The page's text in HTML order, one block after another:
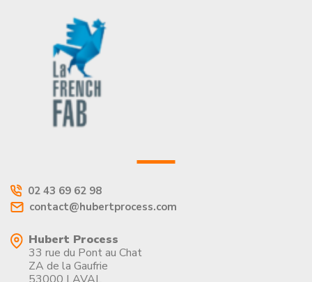
02 43 69 62 98
contact@hubertprocess.com
Hubert Process
33 rue du Pont au Chat
ZA de la Gaufrie